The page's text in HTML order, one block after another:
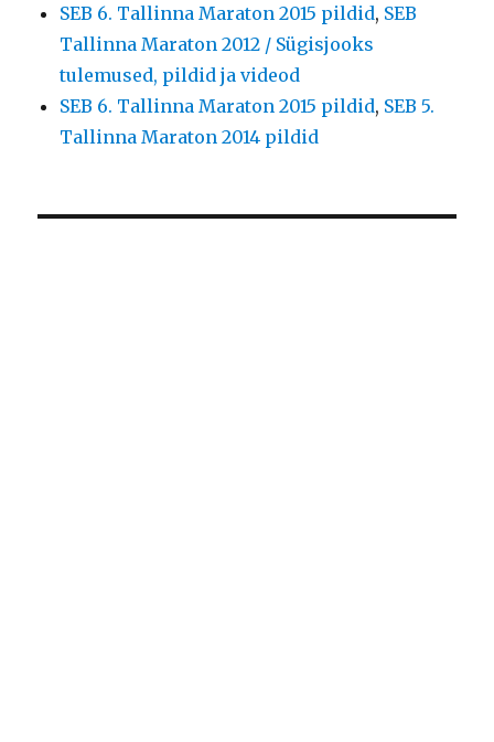
SEB 6. Tallinna Maraton 2015 pildid, SEB
Tallinna Maraton 2012 / Sügisjooks
tulemused, pildid ja videod
SEB 6. Tallinna Maraton 2015 pildid, SEB 5.
Tallinna Maraton 2014 pildid